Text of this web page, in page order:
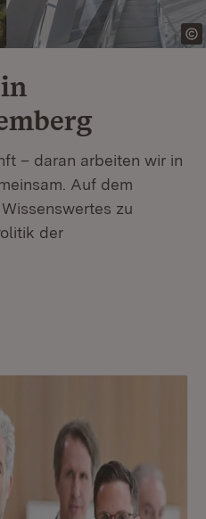
– daran arbeiten wir in
Auf dem
zu
der